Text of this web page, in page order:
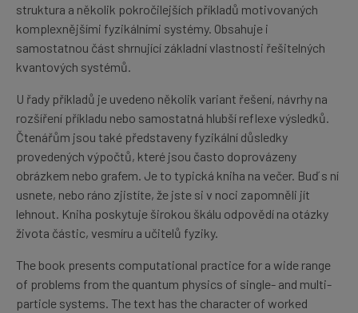
struktura a několik pokročilejších příkladů motivovaných
komplexnějšími fyzikálními systémy. Obsahuje i
samostatnou část shrnující základní vlastnosti řešitelných
kvantových systémů.
U řady příkladů je uvedeno několik variant řešení, návrhy na
rozšíření příkladu nebo samostatná hlubší reflexe výsledků.
Čtenářům jsou také představeny fyzikální důsledky
provedených výpočtů, které jsou často doprovázeny
obrázkem nebo grafem. Je to typická kniha na večer. Buď s ní
usnete, nebo ráno zjistíte, že jste si v noci zapomněli jít
lehnout. Kniha poskytuje širokou škálu odpovědí na otázky
života částic, vesmíru a učitelů fyziky.
The book presents computational practice for a wide range
of problems from the quantum physics of single- and multi-
particle systems. The text has the character of worked